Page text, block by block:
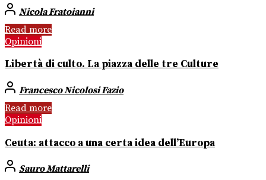
Nicola Fratoianni
Read more
Opinioni
Libertà di culto. La piazza delle tre Culture
Francesco Nicolosi Fazio
Read more
Opinioni
Ceuta: attacco a una certa idea dell’Europa
Sauro Mattarelli